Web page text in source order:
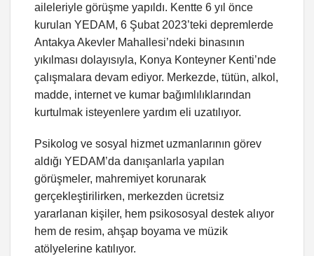
aileleriyle görüşme yapıldı. Kentte 6 yıl önce
kurulan YEDAM, 6 Şubat 2023’teki depremlerde
Antakya Akevler Mahallesi’ndeki binasının
yıkılması dolayısıyla, Konya Konteyner Kenti’nde
çalışmalara devam ediyor. Merkezde, tütün, alkol,
madde, internet ve kumar bağımlılıklarından
kurtulmak isteyenlere yardım eli uzatılıyor.
Psikolog ve sosyal hizmet uzmanlarının görev
aldığı YEDAM’da danışanlarla yapılan
görüşmeler, mahremiyet korunarak
gerçekleştirilirken, merkezden ücretsiz
yararlanan kişiler, hem psikososyal destek alıyor
hem de resim, ahşap boyama ve müzik
atölyelerine katılıyor.